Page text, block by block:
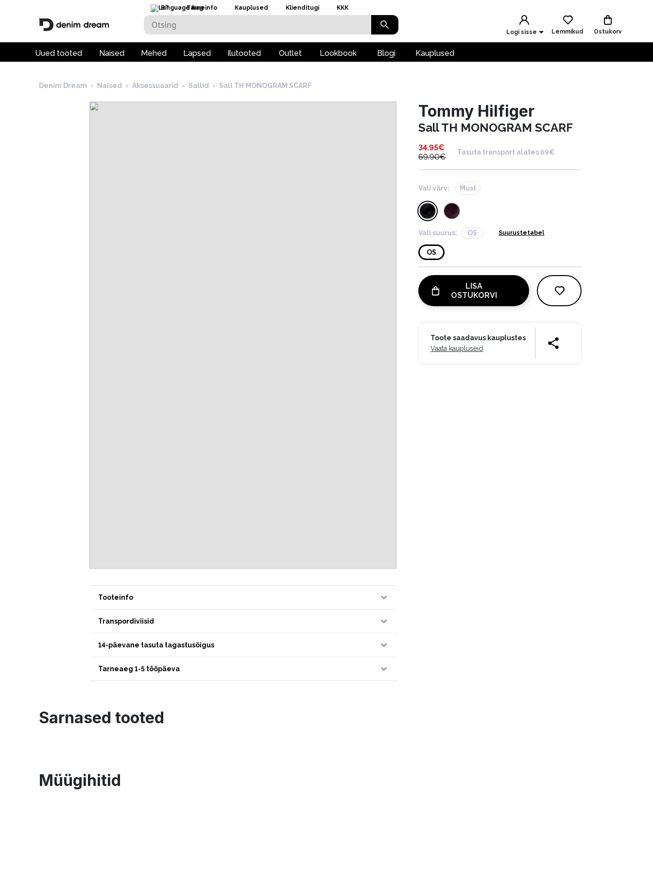
ET Tarneinfo Kauplused Klienditugi KKK
Logi sisse Lemmikud Ostukorv
Uued tooted Naised Mehed Lapsed Ilutooted Outlet Lookbook Blogi Kauplused
Denim Dream › Naised › Aksessuaarid › Sallid › Sall TH MONOGRAM SCARF
Tooteinfo
Transpordiviisid
14-päevane tasuta tagastusõigus
Tarneaeg 1-5 tööpäeva
Tommy Hilfiger
Sall TH MONOGRAM SCARF
34.95€
69.90€
Tasuta transport alates 69€
Vali värv: Must
Vali suurus: OS Suurustetabel
OS
LISA
OSTUKORVI
Toote saadavus kauplustes
Vaata kaupluseid
Sarnased tooted
Müügihitid